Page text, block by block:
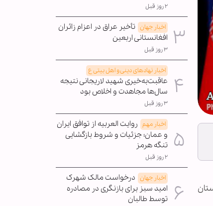
۲ روز قبل
اخبار جهان تأخیر عراق در اعزام زائران
افغانستانی اربعین
۳ روز قبل
اخبار نهادهای دینی و اهل بیتی ع
عاقبت‌به‌خیری شهید لاریجانی نتیجه
سال‌ها مجاهدت و اخلاص بود
۳ روز قبل
اخبار مهم روایت العربیه از توافق ایران
و عمان؛ جزئیات و شروط بازگشایی
تنگه هرمز
۲ روز قبل
اخبار جهان درخواست مالک شهرک
امید سبز برای بازنگری در مصادره
توسط طالبان